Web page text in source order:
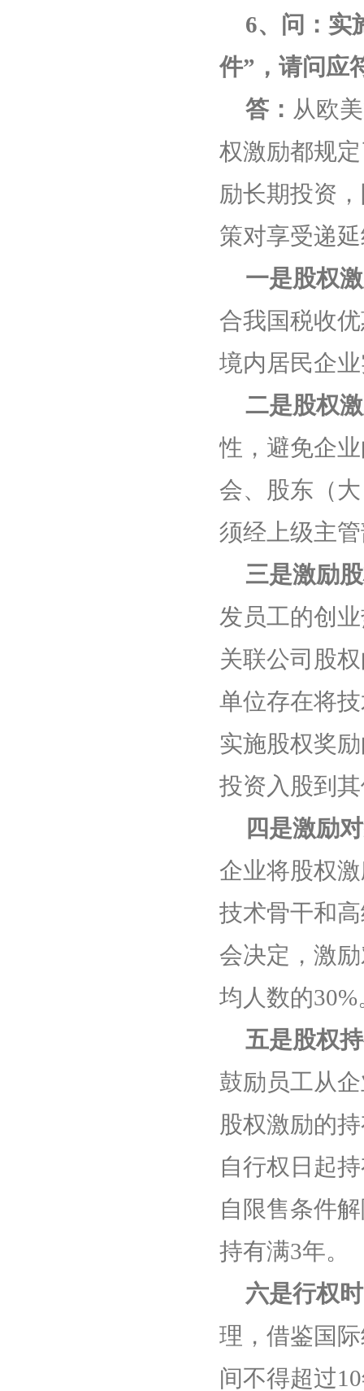
6、问：实
件”，请问应
答： 从欧
权激励都规
励长期投资
策对享受递
一是股权
合我国税收
境内居民企
二是股权
性，避免企
会、股东（
须经上级主
三是激励
发员工的创
关联公司股
单位存在将
实施股权奖
投资入股到
四是激励
企业将股权
技术骨干和
会决定，激
均人数的30%
五是股权
鼓励员工从
股权激励的
自行权日起
自限售条件
持有满3年。
六是行权
理，借鉴国
间不得超过10